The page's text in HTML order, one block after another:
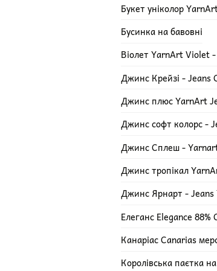
Букет уніколор
Бусинка на бавовні
Віолет YarnArt Violet
Джинс Крейзі - Jeans
Джинс плюс YarnArt
Джинс софт колорс -
Джинс Сплеш -
Джинс тропікал
Джинс Ярнарт -
Елеганс Elegance
Канаріас Canarias
Королівська паєтка